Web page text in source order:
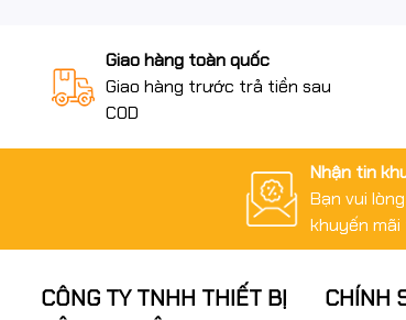
Giao hàng toàn quốc
Giao hàng trước trả tiền sau
COD
Nhận tin
Bạn vui
khuyến
CÔNG TY TNHH THIẾT BỊ
CHÍNH